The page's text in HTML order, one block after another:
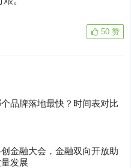
50 赞
品牌落地最快？时间表对比
金融大会，金融双向开放助
发展